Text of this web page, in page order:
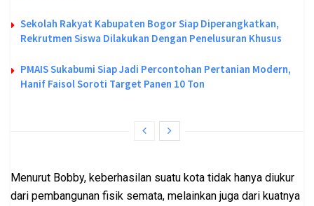
Sekolah Rakyat Kabupaten Bogor Siap Diperangkatkan,
Rekrutmen Siswa Dilakukan Dengan Penelusuran Khusus
PMAIS Sukabumi Siap Jadi Percontohan Pertanian Modern,
Hanif Faisol Soroti Target Panen 10 Ton
Menurut Bobby, keberhasilan suatu kota tidak hanya diukur
dari pembangunan fisik semata, melainkan juga dari kuatnya